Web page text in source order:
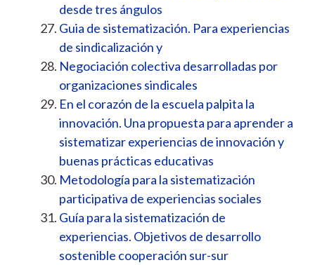
desde tres ángulos
Guia de sistematización. Para experiencias
de sindicalización y
Negociación colectiva desarrolladas por
organizaciones sindicales
En el corazón de la escuela palpita la
innovación. Una propuesta para aprender a
sistematizar experiencias de innovación y
buenas prácticas educativas
Metodología para la sistematización
participativa de experiencias sociales
Guía para la sistematización de
experiencias. Objetivos de desarrollo
sostenible cooperación sur-sur